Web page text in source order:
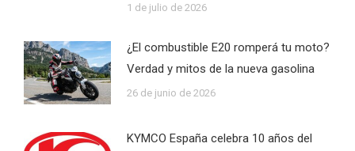
1 de julio de 2026
¿El combustible E20 romperá tu moto?
Verdad y mitos de la nueva gasolina
26 de junio de 2026
KYMCO España celebra 10 años del